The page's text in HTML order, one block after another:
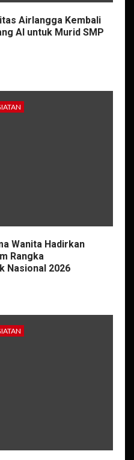
Airlangga Kembali
AI untuk Murid SMP
Wanita Hadirkan
Rangka
Nasional 2026